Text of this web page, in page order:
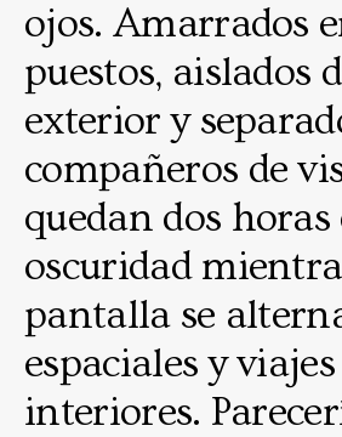
ojos. Amarrados
puestos, aislados
exterior y
compañeros de
quedan dos
oscuridad
pantalla se
espaciales y viajes
interiores.